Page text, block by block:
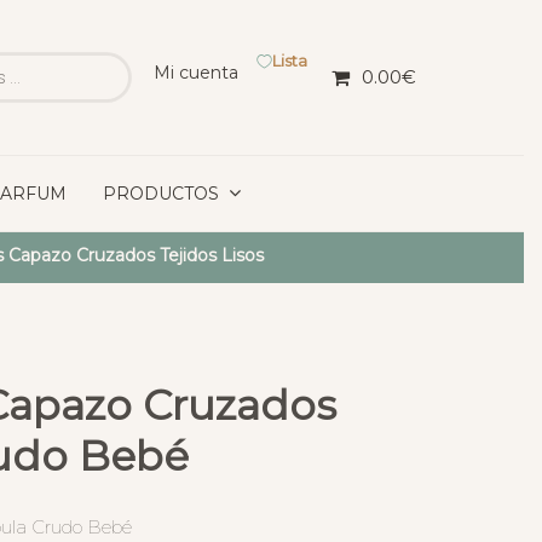
Mi cuenta
Lista
0.00€
PRODUCTOS
Capazo Cruzados Tejidos Lisos
Cruzados
Bebé
Crudo Bebé